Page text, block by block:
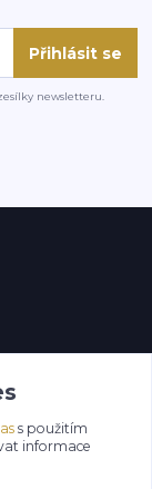
Přihlásit se
newsletteru.
s použitím
informace